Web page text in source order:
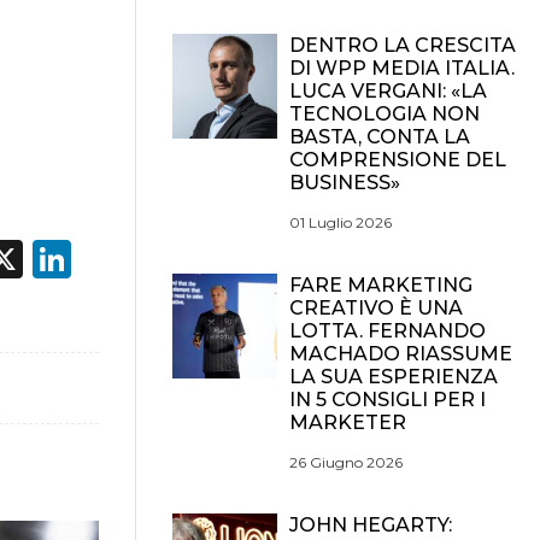
X LinkedIn
DENTRO LA CRESCITA
DI WPP MEDIA ITALIA.
LUCA VERGANI: «LA
TECNOLOGIA NON
BASTA, CONTA LA
COMPRENSIONE DEL
BUSINESS»
01 Luglio 2026
FARE MARKETING
CREATIVO È UNA
LOTTA. FERNANDO
MACHADO RIASSUME
LA SUA ESPERIENZA
IN 5 CONSIGLI PER I
MARKETER
26 Giugno 2026
JOHN HEGARTY: